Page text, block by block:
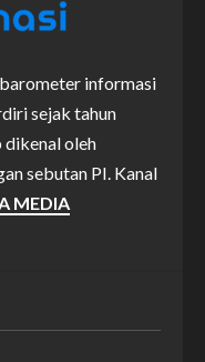
informasi
sejak tahun
oleh
sebutan PI. Kanal
MEDIA